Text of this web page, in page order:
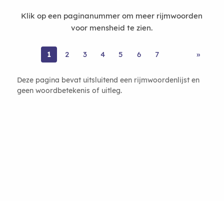
Klik op een paginanummer om meer rijmwoorden
voor mensheid te zien.
1 2 3 4 5 6 7 »
Deze pagina bevat uitsluitend een rijmwoordenlijst en
geen woordbetekenis of uitleg.